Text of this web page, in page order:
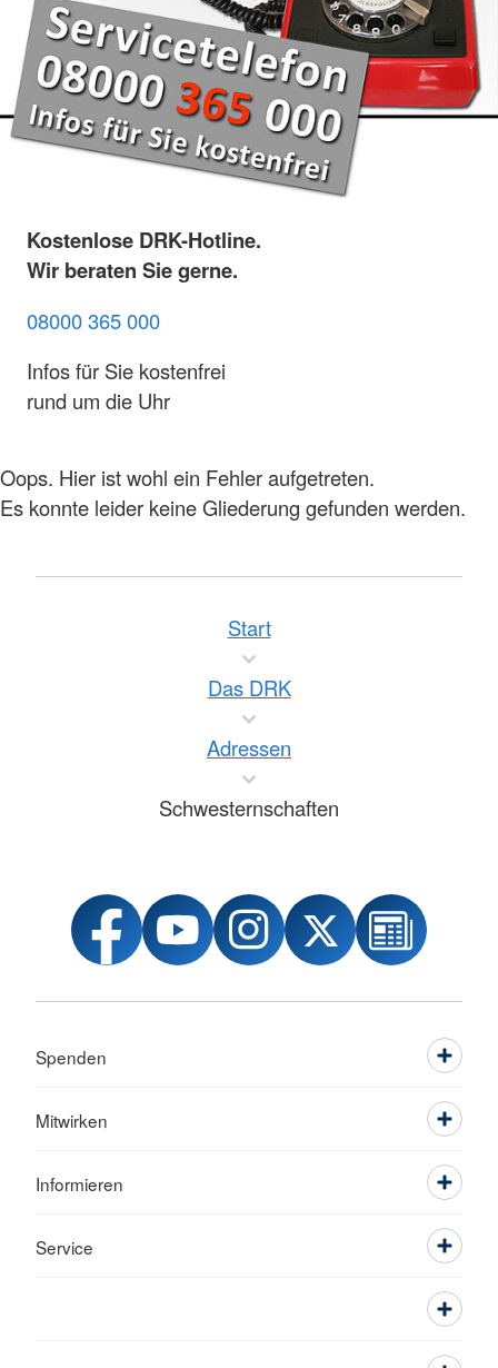
Kostenlose DRK-Hotline.
Wir beraten Sie gerne.
08000 365 000
Infos für Sie kostenfrei
rund um die Uhr
Oops. Hier ist wohl ein Fehler aufgetreten.
Es konnte leider keine Gliederung gefunden werden.
Start
Das DRK
Adressen
Schwesternschaften
Spenden
Mitwirken
Informieren
Service